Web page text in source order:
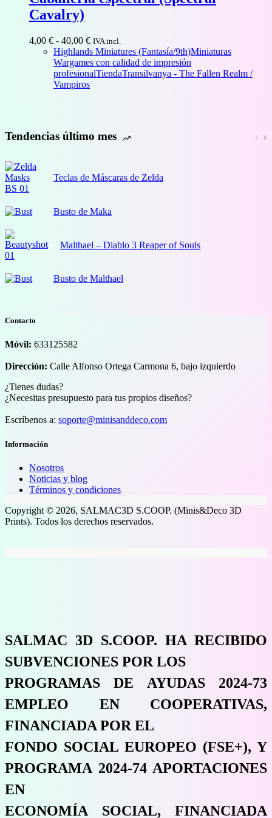
Cavalry)
4,00 € - 40,00 €Rango
de
precios:
desde
IVA incl.
Highlands Miniatures (Fantasía/9th)Miniaturas
Wargames con calidad de impresión
profesionalTiendaTransilvanya - The Fallen Realm /
Vampiros
Tendencias último mes
Teclas de Máscaras de Zelda
Busto de Maka
Malthael – Diablo 3 Reaper of Souls
Busto de Malthael
Contacto
Móvil: 633125582
Dirección: Calle Alfonso Ortega Carmona 6, bajo izquierdo
¿Tienes dudas?
¿Necesitas presupuesto para tus propios diseños?
Escríbenos a: soporte@minisanddeco.com
Información
Nosotros
Noticias y blog
Términos y condiciones
Copyright © 2026, SALMAC3D S.COOP. (Minis&Deco 3D
Prints). Todos los derechos reservados.
SALMAC 3D S.COOP. HA RECIBIDO
SUBVENCIONES POR LOS
PROGRAMAS DE AYUDAS 2024-73
EMPLEO EN COOPERATIVAS,
FINANCIADA POR EL
FONDO SOCIAL EUROPEO (FSE+), Y
PROGRAMA 2024-74 APORTACIONES
EN
ECONOMÍA SOCIAL, FINANCIADA